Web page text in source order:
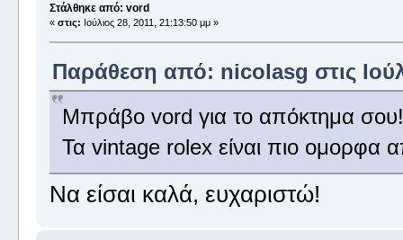
Στάλθηκε από: vord
« στις: Ιούλιος 28, 2011, 21:13:50 μμ »
Παράθεση από: nicolasg στις
Μπράβο vord για το απόκτημα σου!
Τα vintage rolex είναι πιο ομορφα
Να είσαι καλά, ευχαριστώ!